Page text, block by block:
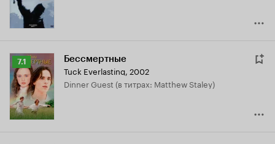
Рейтинг
Кинопоиска
7.1
7.1 Бессмертные
Tuck Everlasting, 2002
Dinner Guest (в титрах: Matthew Staley)